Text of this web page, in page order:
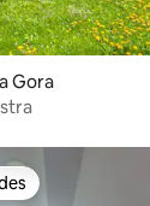
Gora
dos hóspedes